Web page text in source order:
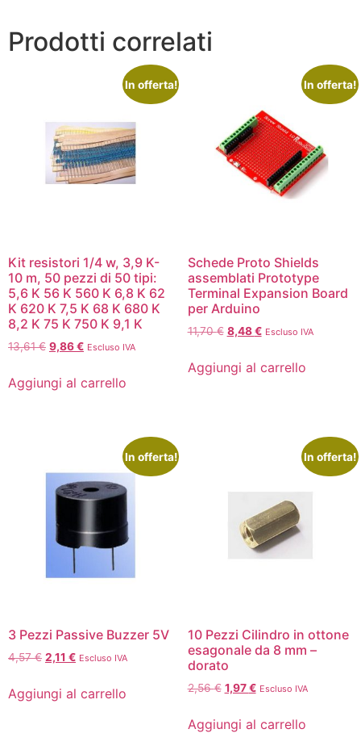
Prodotti correlati
In offerta!
Kit resistori 1/4 w, 3,9 K-
10 m, 50 pezzi di 50 tipi:
5,6 K 56 K 560 K 6,8 K 62
K 620 K 7,5 K 68 K 680 K
8,2 K 75 K 750 K 9,1 K
13,61€ 9,86€ Escluso IVA
Aggiungi al carrello
In offerta!
Schede Proto Shields
assemblati Prototype
Terminal Expansion Board
per Arduino
11,70€ 8,48€ Escluso IVA
Aggiungi al carrello
In offerta!
3 Pezzi Passive Buzzer 5V
4,57€ 2,11 € Escluso IVA
Aggiungi al carrello
In offerta!
10 Pezzi Cilindro in ottone
esagonale da 8 mm –
dorato
2,56€ 1,97€ Escluso IVA
Aggiungi al carrello